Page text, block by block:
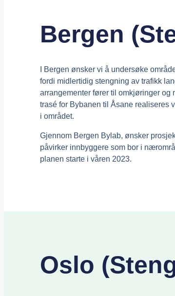
Bergen
I Bergen ønsker vi å undersøke
fordi midlertidig stengning av trafikk
arrangementer fører til omkjøringer og
trasé for Bybanen til Åsane realiseres
i området.
Gjennom Bergen Bylab, ønsker
påvirker innbyggere som bor i
planen starte i våren 2023.
Oslo